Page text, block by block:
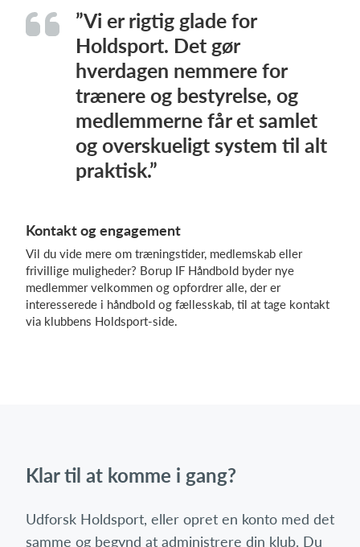
”Vi er rigtig glade for
Holdsport. Det gør
hverdagen nemmere for
trænere og bestyrelse, og
medlemmerne får et samlet
og overskueligt system til alt
praktisk.”
Kontakt og engagement
Vil du vide mere om træningstider, medlemskab eller
frivillige muligheder? Borup IF Håndbold byder nye
medlemmer velkommen og opfordrer alle, der er
interesserede i håndbold og fællesskab, til at tage kontakt
via klubbens Holdsport-side.
Klar til at komme i gang?
Udforsk Holdsport, eller opret en konto med det
samme og begynd at administrere din klub. Du